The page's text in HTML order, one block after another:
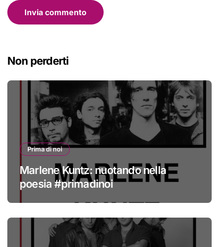
Non perderti
Prima di noi
Marlene Kuntz: nuotando nella
poesia #primadinoi